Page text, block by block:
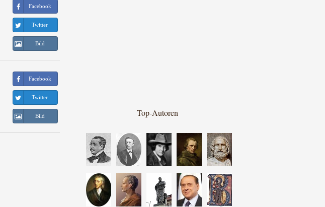
Facebook
Twitter
Bild
Facebook
Twitter
Bild Top-Autoren